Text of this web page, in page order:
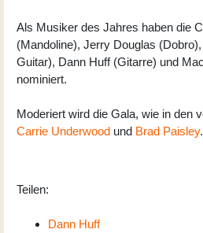
Als Musiker des Jahres haben die
(Mandoline), Jerry Douglas
Guitar), Dann Huff (Gitarre) und
nominiert.
Moderiert wird die Gala, wie in den
Carrie Underwood und Brad Paisley.
Teilen:
Dann Huff